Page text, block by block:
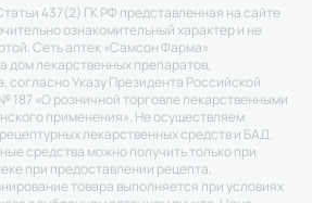
437(2) ГК РФ представленная на сайте
ознакомительный характер и не
Сеть аптек «Самсон Фарма»
дом лекарственных препаратов,
согласно Указу Президента Российской
187 «О розничной торговле лекарственными
применения». Не осуществляем
лекарственных средств и БАД.
средства можно получить только при
при предоставлении рецепта,
товара выполняется при условиях